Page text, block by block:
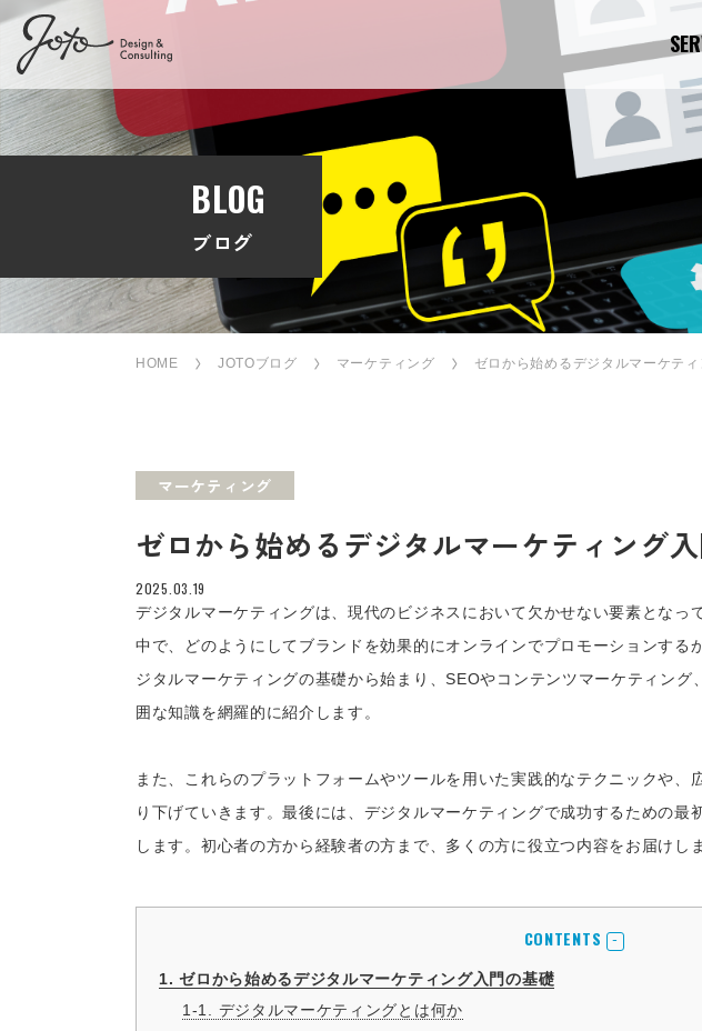
BLOG
ブログ
HOME JOTOブログ マーケティング ゼロから始めるデジタルマーケティ
マーケティング
ゼロから始めるデジタルマーケティング
2025.03.19
デジタルマーケティングは、現代のビジネスにおいて欠かせない要素となっ
中で、どのようにしてブランドを効果的にオンラインでプロモーションする
ジタルマーケティングの基礎から始まり、SEOやコンテンツマーケティング
囲な知識を網羅的に紹介します。
また、これらのプラットフォームやツールを用いた実践的なテクニックや、
り下げていきます。最後には、デジタルマーケティングで成功するための最
します。初心者の方から経験者の方まで、多くの方に役立つ内容をお届けし
CONTENTS
1. ゼロから始めるデジタルマーケティング入門の基礎
1-1. デジタルマーケティングとは何か